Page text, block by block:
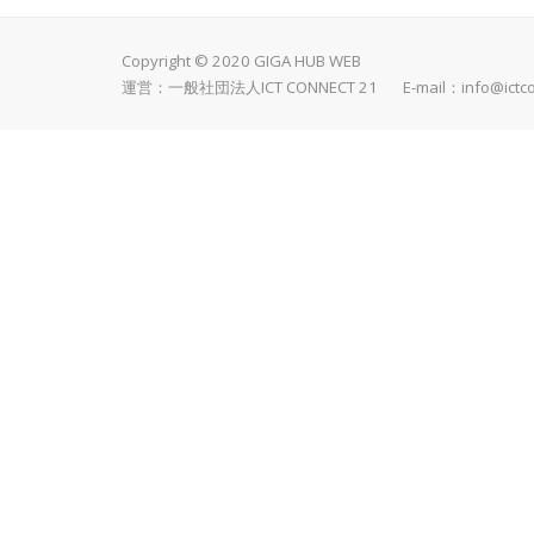
Copyright © 2020 GIGA HUB WEB
運営：一般社団法人ICT CONNECT 21 E-mail：